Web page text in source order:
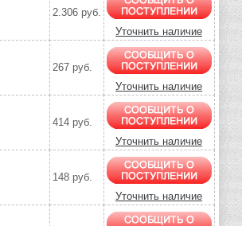
2.306 руб.
Уточнить наличие
267 руб.
Уточнить наличие
414 руб.
Уточнить наличие
148 руб.
Уточнить наличие